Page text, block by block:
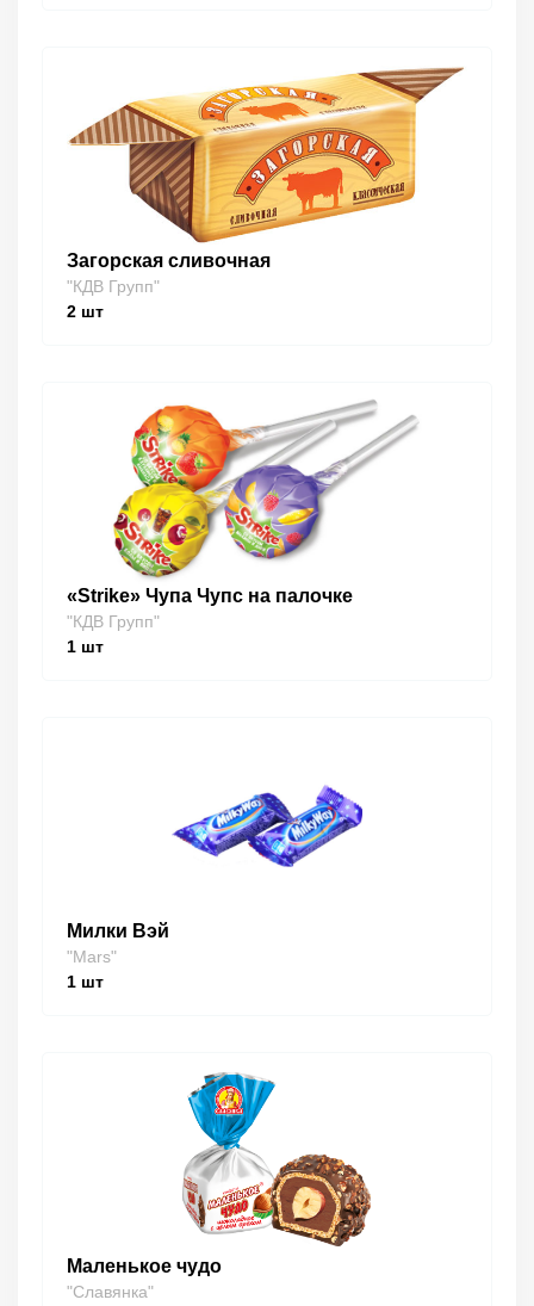
Загорская сливочная
"КДВ Групп"
2 шт
«Strike» Чупа Чупс на палочке
"КДВ Групп"
1 шт
Милки Вэй
"Mars"
1 шт
Маленькое чудо
"Славянка"